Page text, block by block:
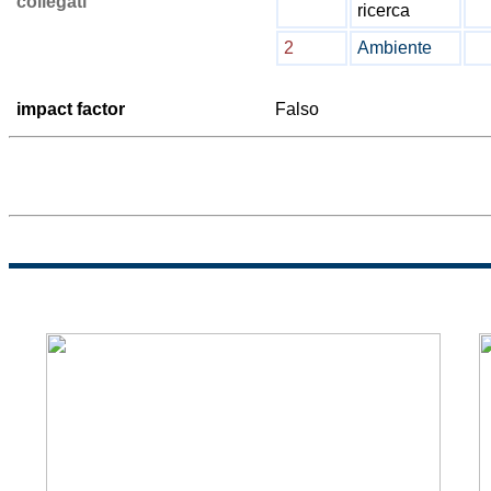
ricerca
2
Ambiente
impact factor Falso